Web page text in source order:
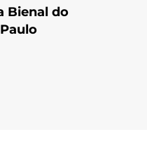
Bienal do